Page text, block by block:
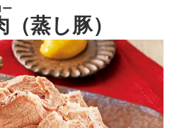
ー
（蒸し豚）